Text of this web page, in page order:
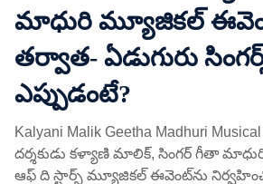
మాధురి మ్యూజికల్
తర్వాత- ఏడుగురు
ఎప్పుడంటే?
Kalyani Malik Geetha Madhuri
దర్శకుడు కళ్యాణి మాలిక్, సింగర్ గీతా
ఆఫ్ ది స్టార్స్ మ్యూజికల్ ఈవెంట్‌ను